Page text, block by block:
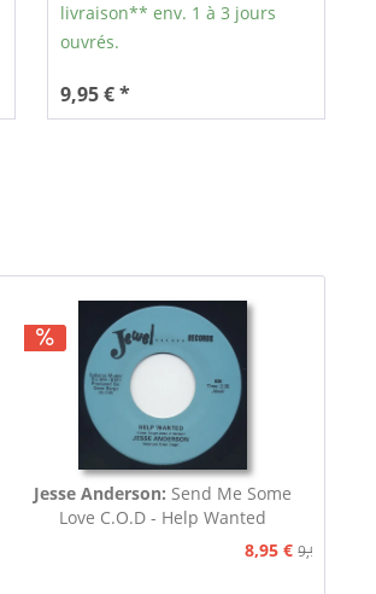
livraison** env. 1 à 3 jours
ouvrés.
9,95 € *
Jesse Anderson: Send Me Some
Love C.O.D - Help Wanted
8,95 € 9,95 €